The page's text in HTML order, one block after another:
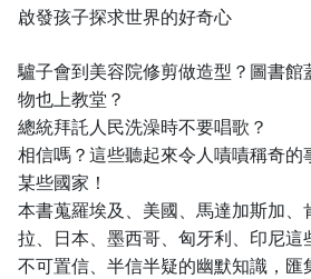
啟發孩子探求世界的好奇心
驢子會到美容院修剪做造型？圖書館
物也上教堂？
總統拜託人民洗澡時不要唱歌？
相信嗎？這些聽起來令人嘖嘖稱奇的
某些國家！
本書蒐羅埃及、美國、馬達加斯加、
拉、日本、墨西哥、匈牙利、印尼這
不可置信、半信半疑的幽默知識，匯